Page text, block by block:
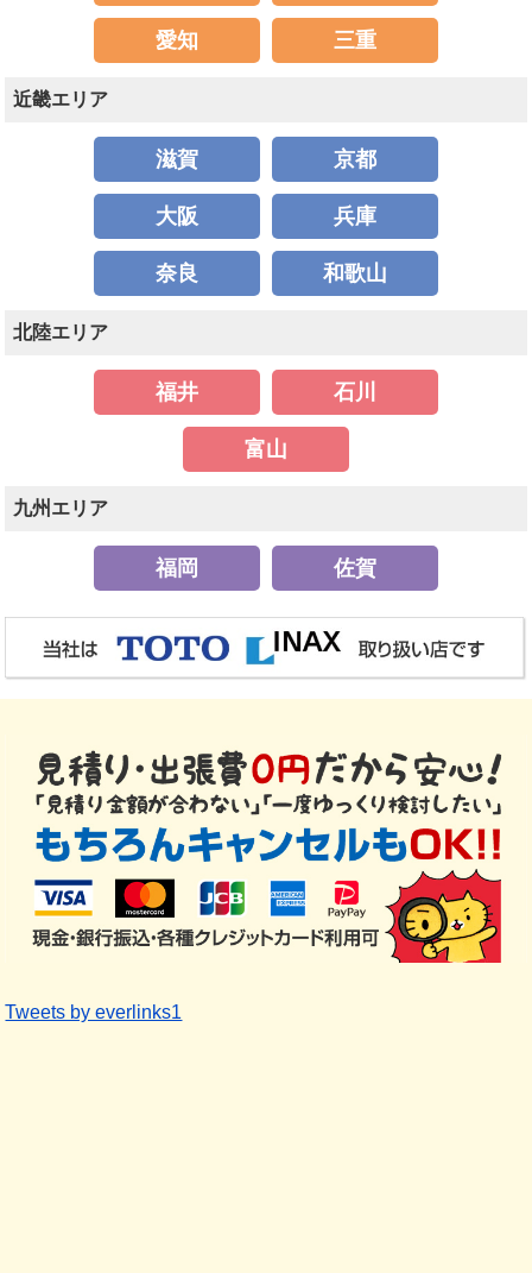
愛知 三重
近畿エリア
滋賀 京都
大阪 兵庫
奈良 和歌山
北陸エリア
福井 石川
富山
九州エリア
福岡 佐賀
Tweets by everlinks1